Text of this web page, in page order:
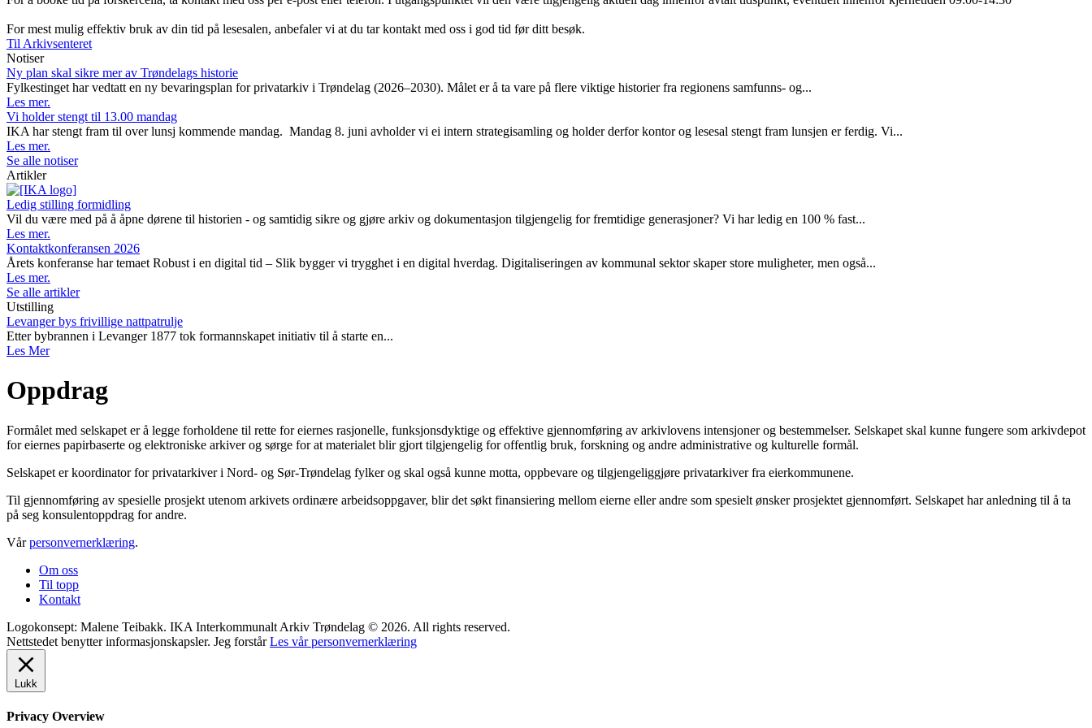
For mest mulig effektiv bruk av din tid på lesesalen, anbefaler vi at du tar kontakt med oss i god tid før ditt besøk.
Til Arkivsenteret
Notiser
Ny plan skal sikre mer av Trøndelags historie
Fylkestinget har vedtatt en ny bevaringsplan for privatarkiv i Trøndelag (2026–2030). Målet er å ta vare på flere viktige historier fra regionens samfunns- og...
Les mer.
Vi holder stengt til 13.00 mandag
IKA har stengt fram til over lunsj kommende mandag. Mandag 8. juni avholder vi ei intern strategisamling og holder derfor kontor og lesesal stengt fram lunsjen er ferdig. Vi...
Les mer.
Se alle notiser
Artikler
Ledig stilling formidling
Vil du være med på å åpne dørene til historien - og samtidig sikre og gjøre arkiv og dokumentasjon tilgjengelig for fremtidige generasjoner? Vi har ledig en 100 % fast...
Les mer.
Kontaktkonferansen 2026
Årets konferanse har temaet Robust i en digital tid – Slik bygger vi trygghet i en digital hverdag. Digitaliseringen av kommunal sektor skaper store muligheter, men også...
Les mer.
Se alle artikler
Utstilling
Levanger bys frivillige nattpatrulje
Etter bybrannen i Levanger 1877 tok formannskapet initiativ til å starte en...
Les Mer
Oppdrag
Formålet med selskapet er å legge forholdene til rette for eiernes rasjonelle, funksjonsdyktige og effektive gjennomføring av arkivlovens intensjoner og bestemmelser. Selskapet skal kunne fungere som arkivdepot
for eiernes papirbaserte og elektroniske arkiver og sørge for at materialet blir gjort tilgjengelig for offentlig bruk, forskning og andre administrative og kulturelle formål.
Selskapet er koordinator for privatarkiver i Nord- og Sør-Trøndelag fylker og skal også kunne motta, oppbevare og tilgjengeliggjøre privatarkiver fra eierkommunene.
Til gjennomføring av spesielle prosjekt utenom arkivets ordinære arbeidsoppgaver, blir det søkt finansiering mellom eierne eller andre som spesielt ønsker prosjektet gjennomført. Selskapet har anledning til å ta
på seg konsulentoppdrag for andre.
Vårpersonvernerklæring.
Om oss
Til topp
Kontakt
Logokonsept: Malene Teibakk. IKA Interkommunalt Arkiv Trøndelag © 2026. All rights reserved.
Nettstedet benytter informasjonskapsler. Jeg forstår Les vår personvernerklæring
Lukk
Privacy Overview